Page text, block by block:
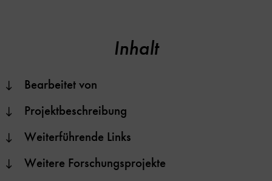
Inhalt
Bearbeitet von
Projektbeschreibung
Weiterführende Links
Weitere Forschungsprojekte